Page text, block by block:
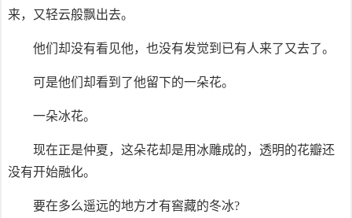
来，又轻云般飘出去。
他们却没有看见他，也没有发觉到已有人来了又去了。
可是他们却看到了他留下的一朵花。
一朵冰花。
现在正是仲夏，这朵花却是用冰雕成的，透明的花瓣还
没有开始融化。
要在多么遥远的地方才有窖藏的冬冰?